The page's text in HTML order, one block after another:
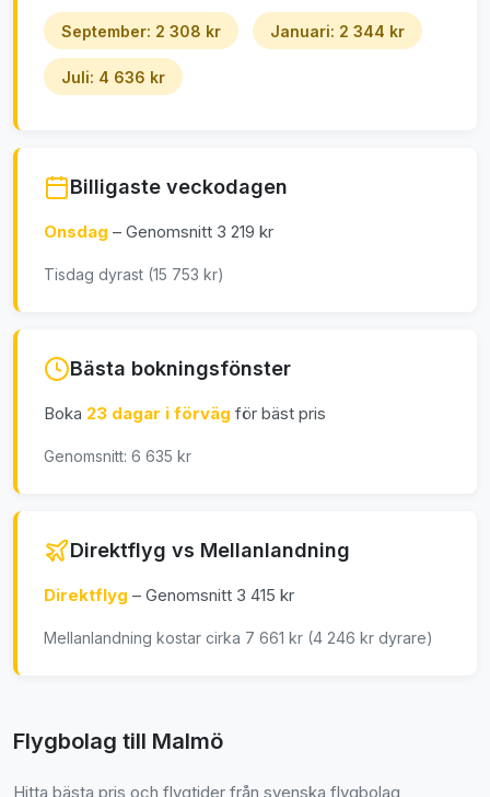
September: 2 308 kr Januari: 2 344 kr
Juli: 4 636 kr
Billigaste veckodagen
Onsdag – Genomsnitt 3 219 kr
Tisdag dyrast (15 753 kr)
Bästa bokningsfönster
Boka 23 dagar i förväg för bäst pris
Genomsnitt: 6 635 kr
Direktflyg vs Mellanlandning
Direktflyg – Genomsnitt 3 415 kr
Mellanlandning kostar cirka 7 661 kr (4 246 kr dyrare)
Flygbolag till Malmö
Hitta bästa pris och flygtider från svenska flygbolag